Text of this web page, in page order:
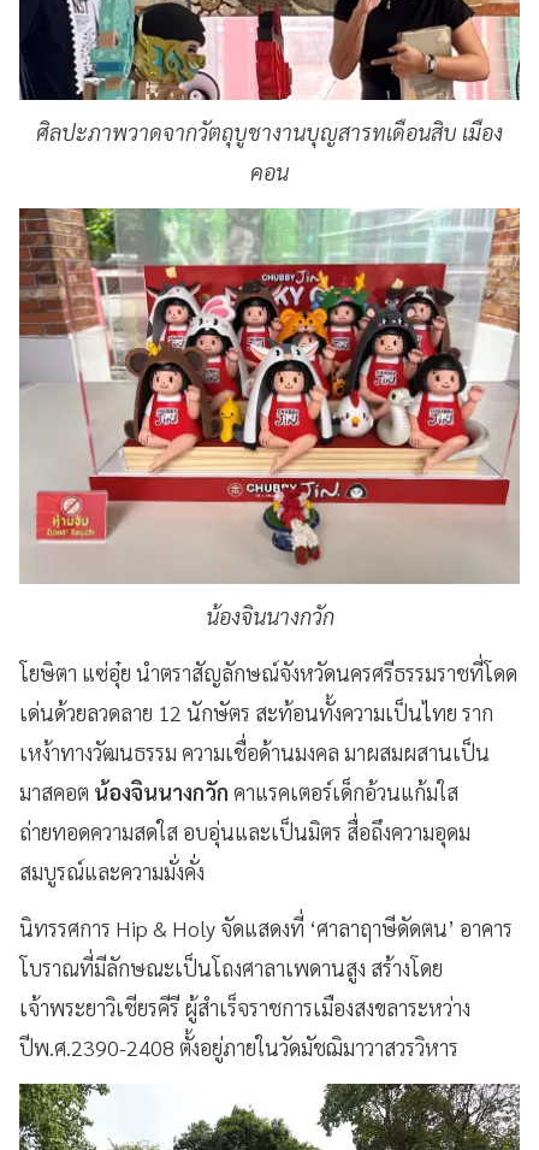
ศิลปะภาพวาดจากวัตถุบูชางานบุญสารทเดือนสิบ เมือง
คอน
น้องจินนางกวัก
โยษิตา แซ่อุ๋ย นำตราสัญลักษณ์จังหวัดนครศรีธรรมราชที่โดด
เด่นด้วยลวดลาย 12 นักษัตร สะท้อนทั้งความเป็นไทย ราก
เหง้าทางวัฒนธรรม ความเชื่อด้านมงคล มาผสมผสานเป็น
มาสคอต น้องจินนางกวัก คาแรคเตอร์เด็กอ้วนแก้มใส
ถ่ายทอดความสดใส อบอุ่นและเป็นมิตร สื่อถึงความอุดม
สมบูรณ์และความมั่งคั่ง
นิทรรศการ Hip & Holy จัดแสดงที่ ‘ศาลาฤาษีดัดตน’ อาคาร
โบราณที่มีลักษณะเป็นโถงศาลาเพดานสูง สร้างโดย
เจ้าพระยาวิเชียรคีรี ผู้สำเร็จราชการเมืองสงขลาระหว่าง
ปีพ.ศ.2390-2408 ตั้งอยู่ภายในวัดมัชฌิมาวาสวรวิหาร